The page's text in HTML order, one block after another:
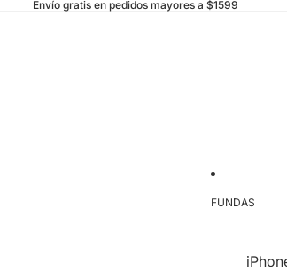
Envío gratis en pedidos mayores a $1599
FUNDAS